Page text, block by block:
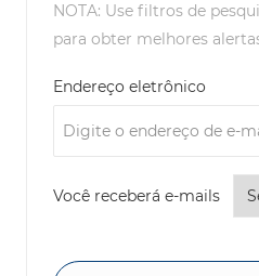
NOTA: Use filtros de
para obter melhores
Endereço eletrônico
Você receberá e-mails